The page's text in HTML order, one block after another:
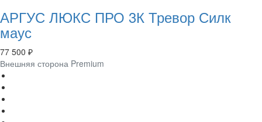
АРГУС ЛЮКС ПРО 3К Тревор Силк
маус
77 500 ₽
Внешняя сторона Premium